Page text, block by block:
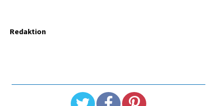
Redaktion